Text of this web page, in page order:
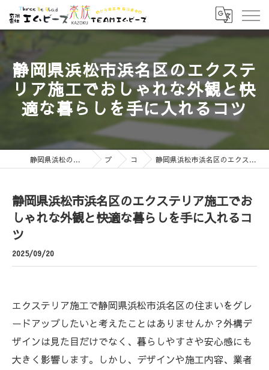
静岡県浜松市浜名区のエクステ
リア施工でおしゃれな外観と快
適な暮らしを手に入れるコツ
静岡県浜松のエクステリアなら有限会社エムビーズ ブログ コラム 静岡県浜松市浜名区のエクステリア施工でおしゃれな外観と快適な暮らしを手に入れるコツ
静岡県浜松市浜名区のエクステリア施工でお
しゃれな外観と快適な暮らしを手に入れるコ
ツ
2025/09/20
エクステリア施工で静岡県浜松市浜名区の住まいをグレ
ードアップしたいと考えたことはありませんか？外構デ
ザインは見た目だけでなく、暮らしやすさや安心感にも
大きく影響します。しかし、デザインや施工内容、業者